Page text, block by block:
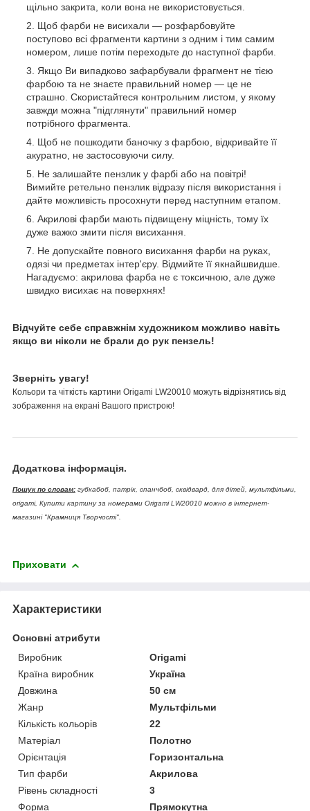
щільно закрита, коли вона не використовується.
Щоб фарби не висихали — розфарбовуйте
поступово всі фрагменти картини з одним і тим самим
номером, лише потім переходьте до наступної фарби.
Якщо Ви випадково зафарбували фрагмент не тією
фарбою та не знаєте правильний номер — це не
страшно. Скористайтеся контрольним листом, у якому
завжди можна "підглянути" правильний номер
потрібного фрагмента.
Щоб не пошкодити баночку з фарбою, відкривайте її
акуратно, не застосовуючи силу.
Не залишайте пензлик у фарбі або на повітрі!
Вимийте ретельно пензлик відразу після використання і
дайте можливість просохнути перед наступним етапом.
Акрилові фарби мають підвищену міцність, тому їх
дуже важко змити після висихання.
Не допускайте повного висихання фарби на руках,
одязі чи предметах інтер'єру. Відмийте її якнайшвидше.
Нагадуємо: акрилова фарба не є токсичною, але дуже
швидко висихає на поверхнях!
Відчуйте себе справжнім художником можливо навіть
якщо ви ніколи не брали до рук пензель!
Зверніть увагу!
Кольори та чіткість картини Origami LW20010 можуть відрізнятись від
зображення на екрані Вашого пристрою!
Додаткова інформація.
Пошук по словам: губкабоб, патрік, спанчбоб, сквідвард, для дітей, мультфільми,
origami, Купити картину за номерами Origami LW20010 можно в інтернет-
магазині "Крамниця Творчості".
Приховати
Характеристики
Основні атрибути
Виробник
Origami
Країна виробник
Україна
Довжина
50 см
Жанр
Мультфільми
Кількість кольорів
22
Матеріал
Полотно
Орієнтація
Горизонтальна
Тип фарби
Акрилова
Рівень складності
3
Форма
Прямокутна